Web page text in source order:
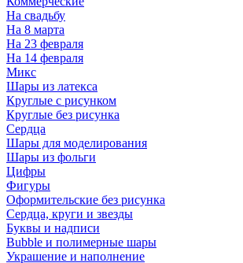
На свадьбу
На 8 марта
На 23 февраля
На 14 февраля
Микс
Шары из латекса
Круглые с рисунком
Круглые без рисунка
Сердца
Шары для моделирования
Шары из фольги
Цифры
Фигуры
Оформительские без рисунка
Сердца, круги и звезды
Буквы и надписи
Bubble и полимерные шары
Украшение и наполнение